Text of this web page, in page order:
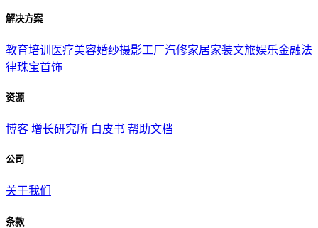
解决方案
教育培训 医疗美容婚纱摄影工厂汽修家居家装文旅娱乐金融法
律珠宝首饰
资源
博客 增长研究所 白皮书 帮助文档
公司
关于我们
条款